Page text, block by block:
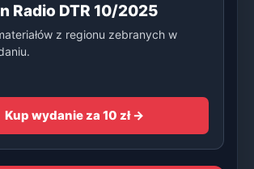
Radio DTR 10/2025
z regionu zebranych w
Kup wydanie za 10 zł →